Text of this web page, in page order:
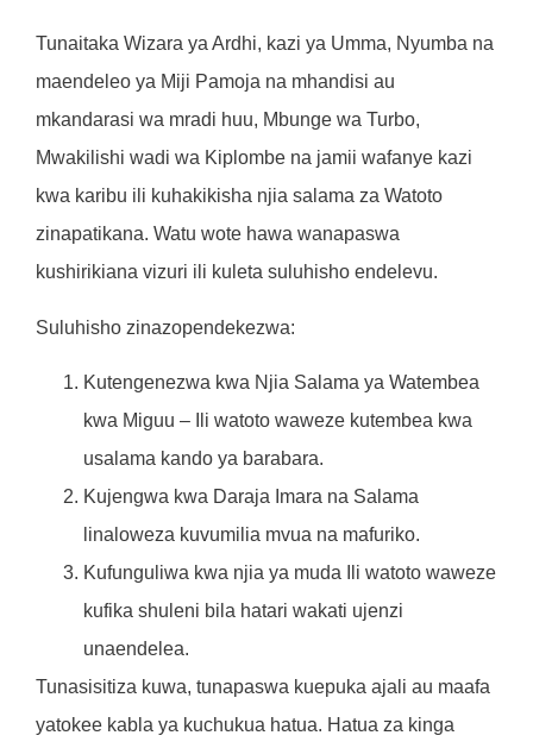
Tunaitaka Wizara ya Ardhi, kazi ya Umma, Nyumba na
maendeleo ya Miji Pamoja na mhandisi au
mkandarasi wa mradi huu, Mbunge wa Turbo,
Mwakilishi wadi wa Kiplombe na jamii wafanye kazi
kwa karibu ili kuhakikisha njia salama za Watoto
zinapatikana. Watu wote hawa wanapaswa
kushirikiana vizuri ili kuleta suluhisho endelevu.
Suluhisho zinazopendekezwa:
Kutengenezwa kwa Njia Salama ya Watembea
kwa Miguu – Ili watoto waweze kutembea kwa
usalama kando ya barabara.
Kujengwa kwa Daraja Imara na Salama
linaloweza kuvumilia mvua na mafuriko.
Kufunguliwa kwa njia ya muda Ili watoto waweze
kufika shuleni bila hatari wakati ujenzi
unaendelea.
Tunasisitiza kuwa, tunapaswa kuepuka ajali au maafa
yatokee kabla ya kuchukua hatua. Hatua za kinga